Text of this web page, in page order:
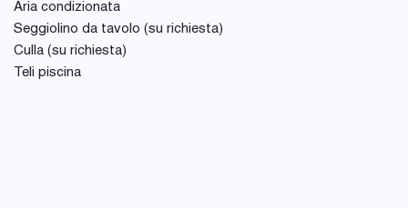
Aria condizionata
Seggiolino da tavolo (su richiesta)
Culla (su richiesta)
Teli piscina